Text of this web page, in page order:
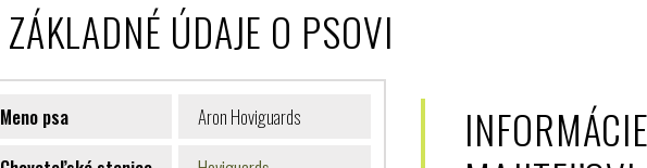
ZÁKLADNÉ ÚDAJE O PSOVI
Meno psa
Aron Hoviguards